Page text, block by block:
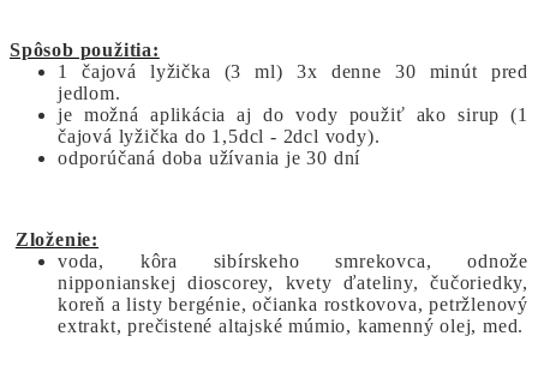
Spôsob použitia:
1 čajová lyžička (3 ml) 3x denne 30 minút pred
jedlom.
je možná aplikácia aj do vody použiť ako sirup (1
čajová lyžička do 1,5dcl - 2dcl vody).
odporúčaná doba užívania je 30 dní
Zloženie:
voda, kôra sibírskeho smrekovca, odnože
nipponianskej dioscorey, kvety ďateliny, čučoriedky,
koreň a listy bergénie, očianka rostkovova, petržlenový
extrakt, prečistené altajské múmio, kamenný olej, med.